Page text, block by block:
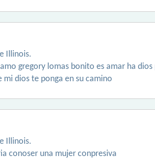
Illinois.
gregory lomas bonito es amar ha
dios te ponga en su camino
Illinois.
conoser una mujer conpresiva